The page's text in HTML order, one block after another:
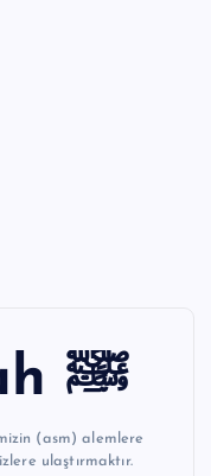
Resulullah ﷺ
(asm) alemlere
ulaştırmaktır.